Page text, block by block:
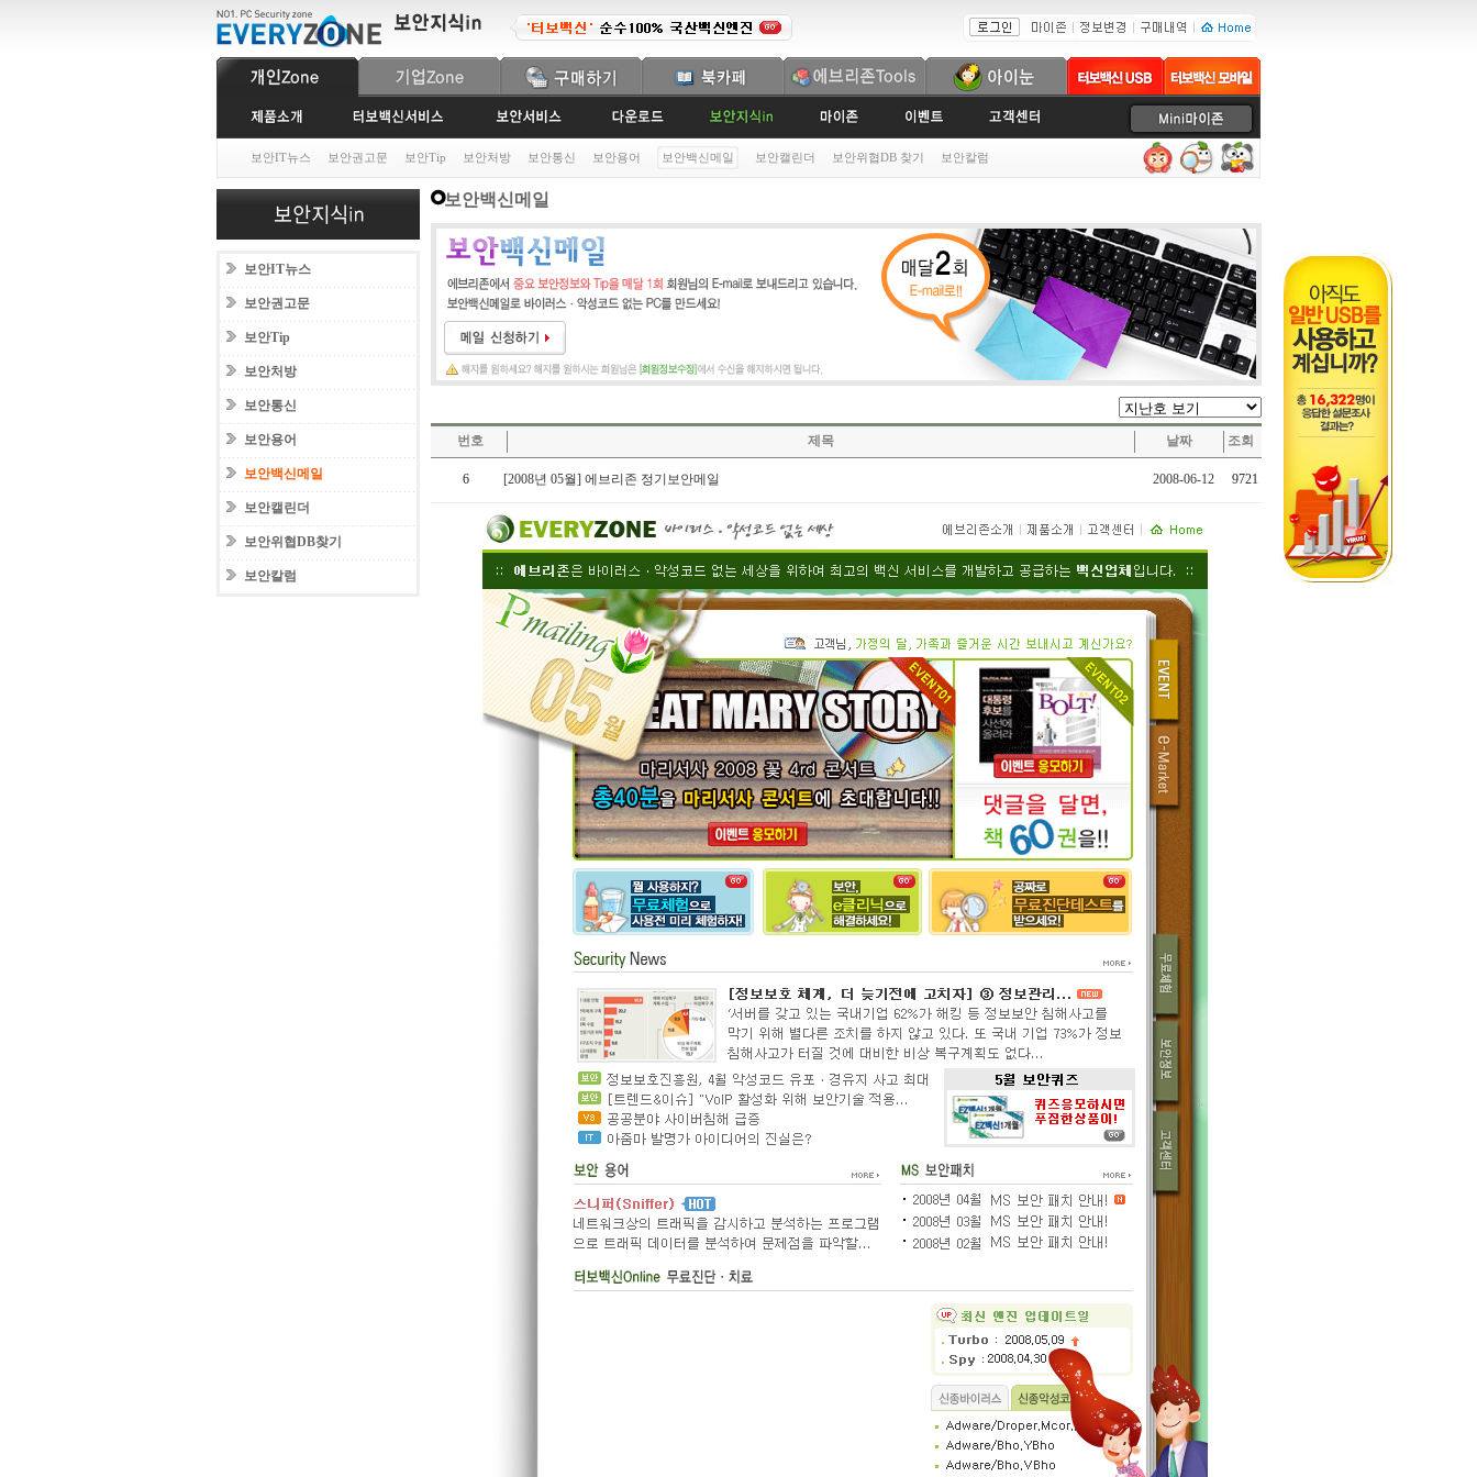
보안IT뉴스 보안권고문 보안Tip 보안처방 보안통신 보안용어 보안백신메일 보안캘린더 보안위협DB 찾기 보안칼럼
보안IT뉴스
보안권고문
보안Tip
보안처방
보안통신
보안용어
보안백신메일
보안캘린더
보안위협DB찾기
보안칼럼
보안백신메일
번호 제목 날짜 조회
6 [2008년 05월] 에브리존 정기보안메일 2008-06-12 9721